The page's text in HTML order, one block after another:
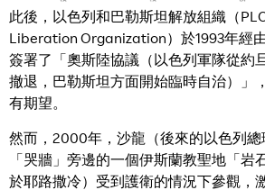
此後，以色列和巴勒斯坦解放組織（
Liberation Organization）於1993年經
簽署了「奧斯陸協議（以色列軍隊從約
撤退，巴勒斯坦方面開始臨時自治）」
有期望。
然而，2000年，沙龍（後來的以色列
「哭牆」旁邊的一個伊斯蘭教聖地「岩
於耶路撒冷）受到護衛的情況下參觀，